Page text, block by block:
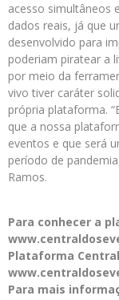
acesso simultâneos
dados reais, já que
desenvolvido para
poderiam piratear a
por meio da
vivo tiver caráter
própria plataforma.
que a nossa
eventos e que será
período de
Ramos.
Para conhecer a
Plataforma
Para mais